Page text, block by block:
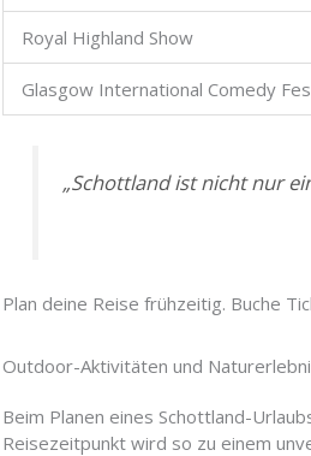
Royal Highland Show
Glasgow International Comedy
„Schottland ist nicht nur
Plan deine Reise frühzeitig. Buche
Outdoor-Aktivitäten und
Beim Planen eines Schottland-
Reisezeitpunkt wird so zu einem